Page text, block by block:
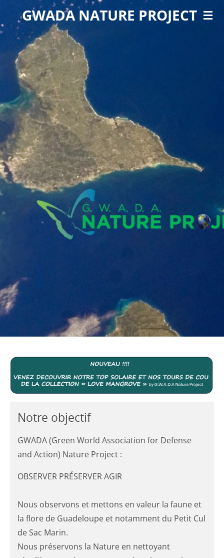
Passer
au
contenu
principal
GWADA NATURE PROJECT
Notre objectif
GWADA (Green World Association for Defense
and Action) Nature Project :
OBSERVER PRÉSERVER AGIR
Nous observons et mettons en valeur la faune et
la flore de Guadeloupe et notamment du Petit Cul
de Sac Marin.
Nous préservons la Nature en nettoyant